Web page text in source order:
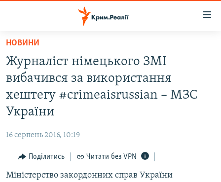
Перейти
основного
матеріалу
до
основної
Перейти
пошуку
ВОДА.КРИМ
ПОЛІТИКА
ПОГЛЯД
ІНТЕРВ'Ю
ВСЕ ЗА ДЕНЬ
НОВИНИ
Журналіст німецького ЗМІ
вибачився за використання
хештегу‪ #‎crimeaisrussian – МЗС
України
16 серпень 2016, 10:19
Поділитись Читати без VPN
Міністерство закордонних справ України